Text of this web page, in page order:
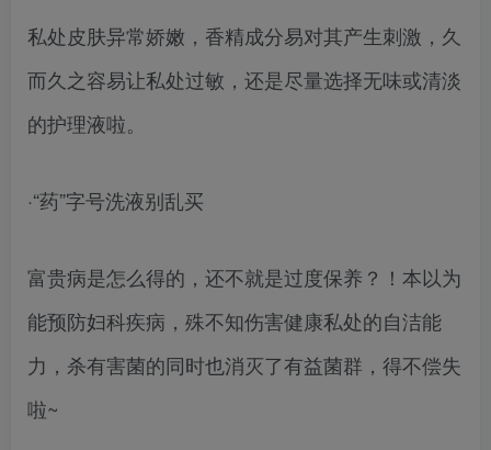
私处皮肤异常娇嫩，香精成分易对其产生刺激，久
而久之容易让私处过敏，还是尽量选择无味或清淡
的护理液啦。
·“药”字号洗液别乱买
富贵病是怎么得的，还不就是过度保养？！本以为
能预防妇科疾病，殊不知伤害健康私处的自洁能
力，杀有害菌的同时也消灭了有益菌群，得不偿失
啦~